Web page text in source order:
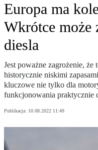
Europa ma
Wkrótce może
diesla
Jest poważne zagrożenie, że
historycznie niskimi
kluczowe nie tylko dla
funkcjonowania praktycznie
Publikacja: 10.08.2022 11:49